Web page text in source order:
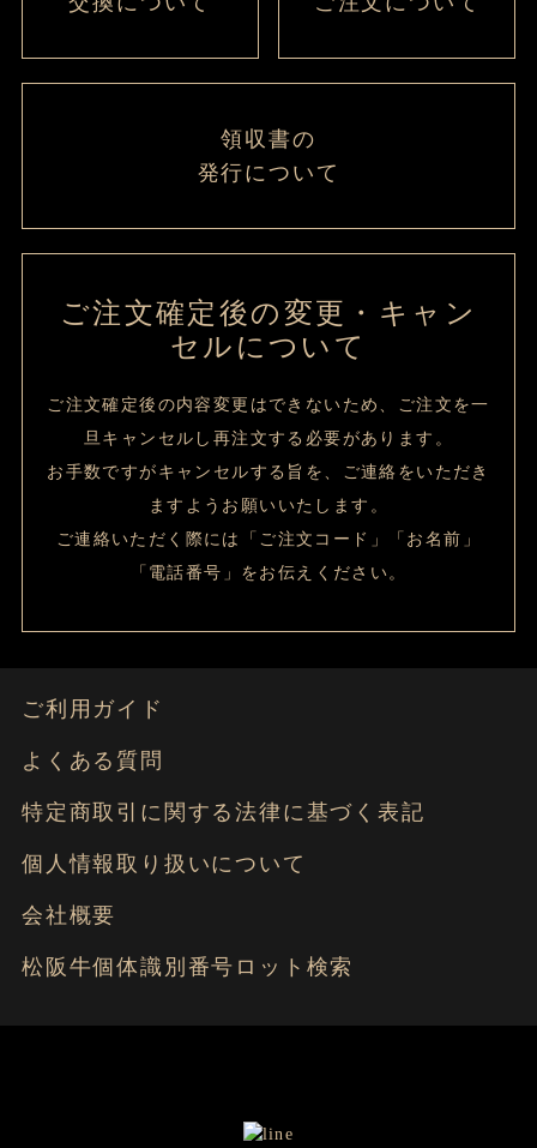
領収書の
発行について
ご注文確定後の変更・キャン
セルについて
ご注文確定後の内容変更はできないため、ご注文を一
旦キャンセルし再注文する必要があります。
お手数ですがキャンセルする旨を、ご連絡をいただき
ますようお願いいたします。
ご連絡いただく際には「ご注文コード」「お名前」
「電話番号」をお伝えください。
ご利用ガイド
よくある質問
特定商取引に関する法律に基づく表記
個人情報取り扱いについて
会社概要
松阪牛個体識別番号ロット検索